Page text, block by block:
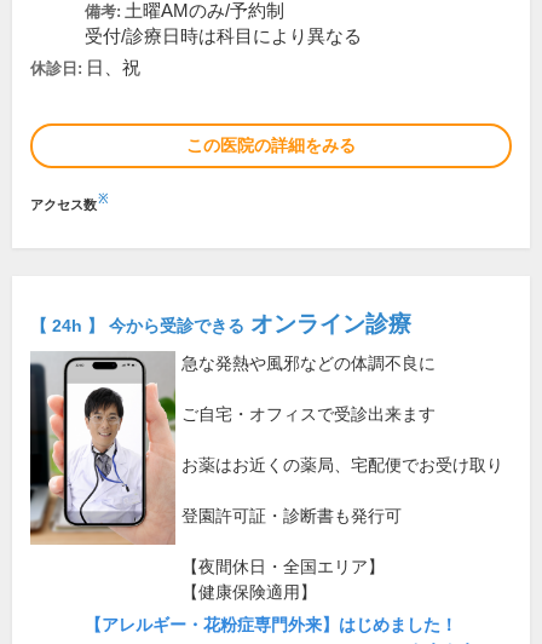
備考: 土曜AMのみ/予約制
受付/診療日時は科目により異なる
休診日: 日、祝
この医院の詳細をみる
アクセス数※
【 24h 】 今から受診できる オンライン診療
急な発熱や風邪などの体調不良に
ご自宅・オフィスで受診出来ます
お薬はお近くの薬局、宅配便でお受け取り
登園許可証・診断書も発行可
【夜間休日・全国エリア】
【健康保険適用】
【アレルギー・花粉症専門外来】はじめました！